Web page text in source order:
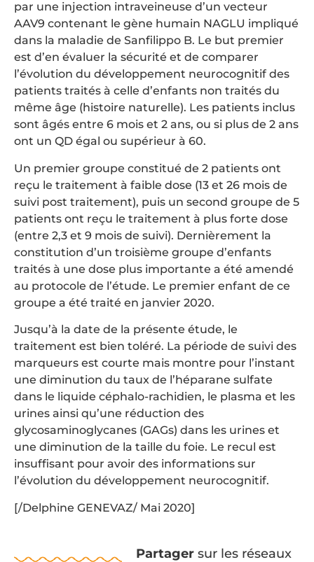
par une injection intraveineuse d’un vecteur
AAV9 contenant le gène humain NAGLU impliqué
dans la maladie de Sanfilippo B. Le but premier
est d’en évaluer la sécurité et de comparer
l’évolution du développement neurocognitif des
patients traités à celle d’enfants non traités du
même âge (histoire naturelle). Les patients inclus
sont âgés entre 6 mois et 2 ans, ou si plus de 2 ans
ont un QD égal ou supérieur à 60.
Un premier groupe constitué de 2 patients ont
reçu le traitement à faible dose (13 et 26 mois de
suivi post traitement), puis un second groupe de 5
patients ont reçu le traitement à plus forte dose
(entre 2,3 et 9 mois de suivi). Dernièrement la
constitution d’un troisième groupe d’enfants
traités à une dose plus importante a été amendé
au protocole de l’étude. Le premier enfant de ce
groupe a été traité en janvier 2020.
Jusqu’à la date de la présente étude, le
traitement est bien toléré. La période de suivi des
marqueurs est courte mais montre pour l’instant
une diminution du taux de l’héparane sulfate
dans le liquide céphalo-rachidien, le plasma et les
urines ainsi qu’une réduction des
glycosaminoglycanes (GAGs) dans les urines et
une diminution de la taille du foie. Le recul est
insuffisant pour avoir des informations sur
l’évolution du développement neurocognitif.
[/Delphine GENEVAZ/ Mai 2020]
Partagersur les réseaux